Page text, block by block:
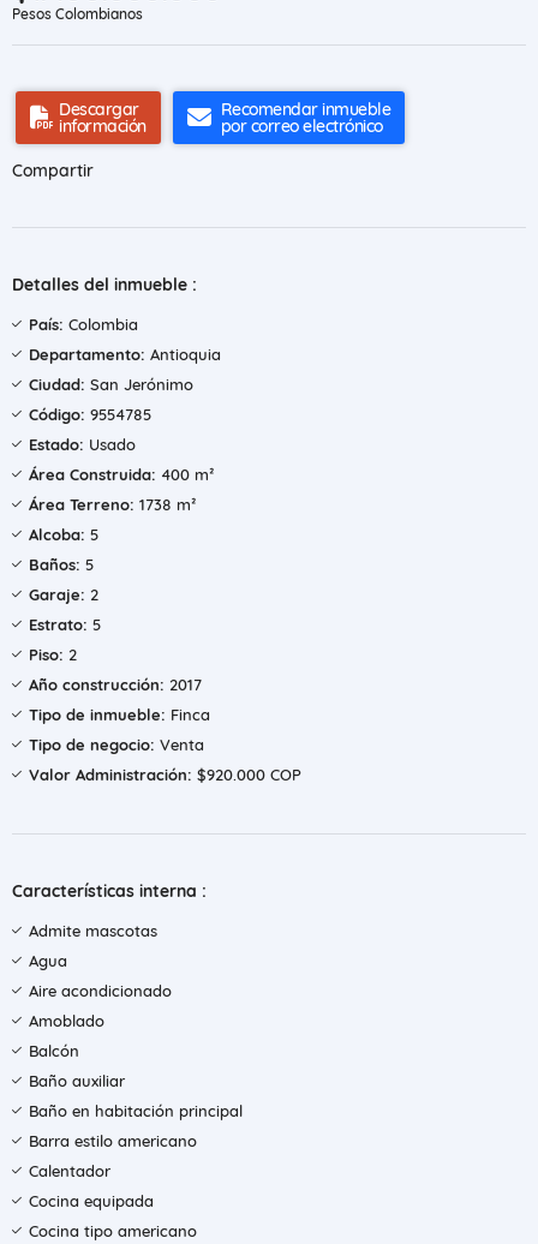
Pesos Colombianos
Descargar
información
Recomendar inmueble
por correo electrónico
Compartir
Detalles del inmueble :
País: Colombia
Departamento: Antioquia
Ciudad: San Jerónimo
Código: 9554785
Estado: Usado
Área Construida: 400 m²
Área Terreno: 1738 m²
Alcoba: 5
Baños: 5
Garaje: 2
Estrato: 5
Piso: 2
Año construcción: 2017
Tipo de inmueble: Finca
Tipo de negocio: Venta
Valor Administración: $920.000 COP
Características interna :
Admite mascotas
Agua
Aire acondicionado
Amoblado
Balcón
Baño auxiliar
Baño en habitación principal
Barra estilo americano
Calentador
Cocina equipada
Cocina tipo americano